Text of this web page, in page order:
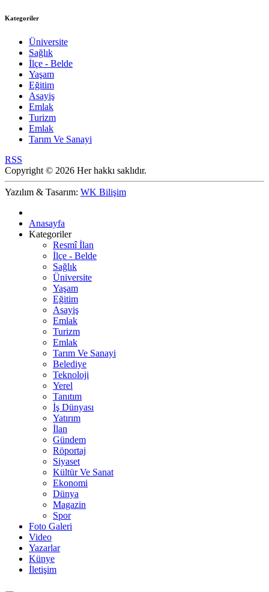
Kategoriler
Üniversite
Sağlık
İlçe - Belde
Yaşam
Eğitim
Asayiş
Emlak
Turizm
Emlak
Tarım Ve Sanayi
RSS
Copyright © 2026 Her hakkı saklıdır.
Yazılım & Tasarım: WK Bilişim
Anasayfa
Kategoriler
Resmî İlan
İlçe - Belde
Sağlık
Üniversite
Yaşam
Eğitim
Asayiş
Emlak
Turizm
Emlak
Tarım Ve Sanayi
Belediye
Teknoloji
Yerel
Tanıtım
İş Dünyası
Yatırım
İlan
Gündem
Röportaj
Siyaset
Kültür Ve Sanat
Ekonomi
Dünya
Magazin
Spor
Foto Galeri
Video
Yazarlar
Künye
İletişim